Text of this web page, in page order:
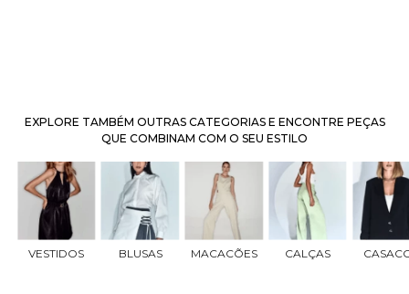
EXPLORE TAMBÉM OUTRAS CATEGORIAS E ENCONTRE PEÇAS
QUE COMBINAM COM O SEU ESTILO
VESTIDOS BLUSAS MACACÕES CALÇAS